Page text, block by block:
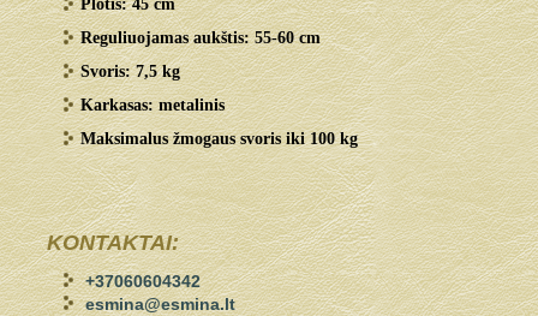
Plotis: 45 cm
Reguliuojamas aukštis: 55-60 cm
Svoris: 7,5 kg
Karkasas: metalinis
Maksimalus žmogaus svoris iki 100 kg
KONTAKTAI:
+37060604342
esmina@esmina.lt